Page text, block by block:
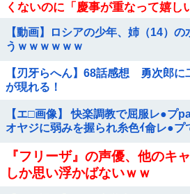
くないのに「慶事が重なって嬉し
ひ出てね＾＾」と義実家がお花畑
常識？
【動画】ロシアの少年、姉（14）
うｗｗｗｗｗｗ
【刃牙らへん】68話感想 勇次郎に
が現れる！
【エ□画像】 快楽調教で屈服レ●プ
オヤジに弱みを握られ糸色ｲ侖レ●
『フリーザ』の声優、他のキ
しか思い浮かばないｗｗ